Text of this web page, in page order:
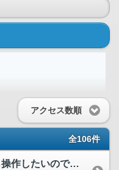
アクセス数順
全106件
エアコンをスマートフォンから操作したいのですが、 無線LA...